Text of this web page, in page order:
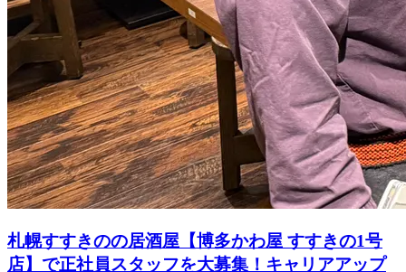
札幌すすきのの居酒屋【博多かわ屋 すすきの1号
店】で正社員スタッフを大募集！キャリアアップ